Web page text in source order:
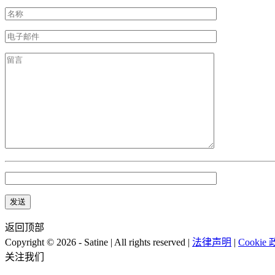
返回顶部
Copyright © 2026 - Satine | All rights reserved | 法律声明 | Cookie
关注我们